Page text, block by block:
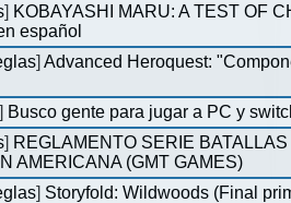
] KOBAYASHI MARU: A TEST OF
español
]Advanced Heroquest:
] Busco gente para jugar a PC y
] REGLAMENTO SERIE
AMERICANA (GMT GAMES)
] Storyfold: Wildwoods (Final